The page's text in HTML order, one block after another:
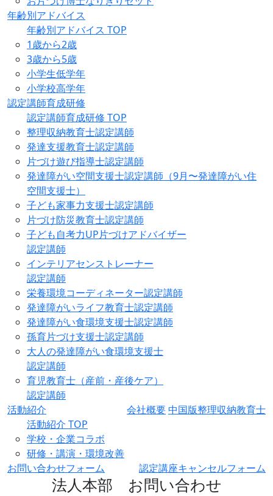
年齢別アドバイス
年齢別アドバイス TOP
1歳から2歳
3歳から5歳
小学生低学年
小学校高学年
認定講師育成研修
認定講師育成研修 TOP
整理収納教育士認定講師
発達支援教育士認定講師
片づけ遊び指導士認定講師
発達障がい空間支援士認定講師（9月〜発達障がい住
空間支援士）
子ども家事力支援士認定講師
片づけ防災教育士認定講師
子ども自考力UP片づけアドバイザー
認定講師
インテリアセンストレーナー
認定講師
栄養環境コーディネーター認定講師
発達障がいライフ教育士認定講師
発達障がい食環境支援士認定講師
孫育片づけ支援士認定講師
大人の発達障がい食環境支援士
認定講師
育児教育士（産前・産後ケア）
認定講師
活動紹介
活動紹介 TOP
学校・企業コラボ
研修・講演・環境改善
会社概要中国版整理収納教育士
お問い合わせフォーム 認定講座キャンセルフォーム
法人本部 お問い合わせ